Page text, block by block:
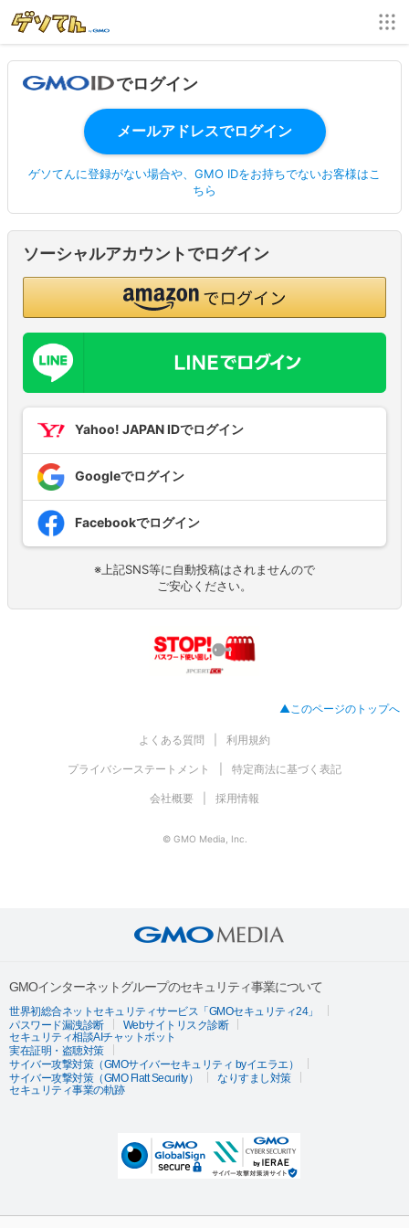
でログイン
ゲソてんに登録がない場合や、GMO IDをお持ちでないお客様はこ
ちら
ソーシャルアカウントでログイン
Yahoo! JAPAN IDでログイン
Googleでログイン
Facebookでログイン
※上記SNS等に自動投稿はされませんので
ご安心ください。
▲このページのトップへ
よくある質問 利用規約
プライバシーステートメント 特定商法に基づく表記
会社概要 採用情報
© GMO Media, Inc.
GMOインターネットグループのセキュリティ事業について
世界初総合ネットセキュリティサービス「GMOセキュリティ24」
パスワード漏洩診断
Webサイトリスク診断
セキュリティ相談AIチャットボット
実在証明・盗聴対策
サイバー攻撃対策（GMOサイバーセキュリティ byイエラエ）
サイバー攻撃対策（GMO Flatt Security）
なりすまし対策
セキュリティ事業の軌跡